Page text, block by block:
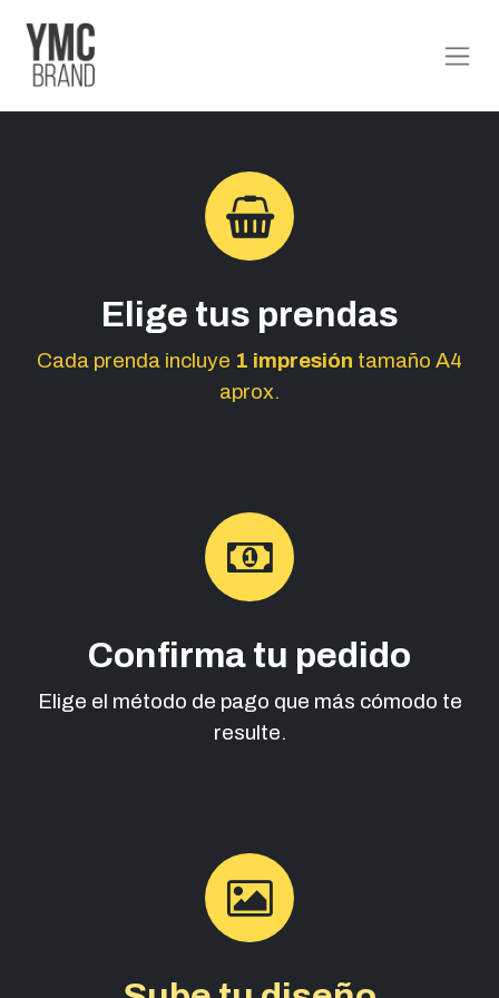
Elige tus prendas
Cada prenda incluye 1 impresión tamaño A4
aprox.
Confirma tu pedido
Elige el método de pago que más cómodo te
resulte.